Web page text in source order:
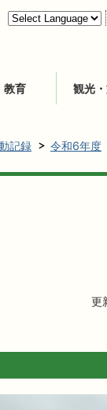
教育 観光
記録 令和6年度
更